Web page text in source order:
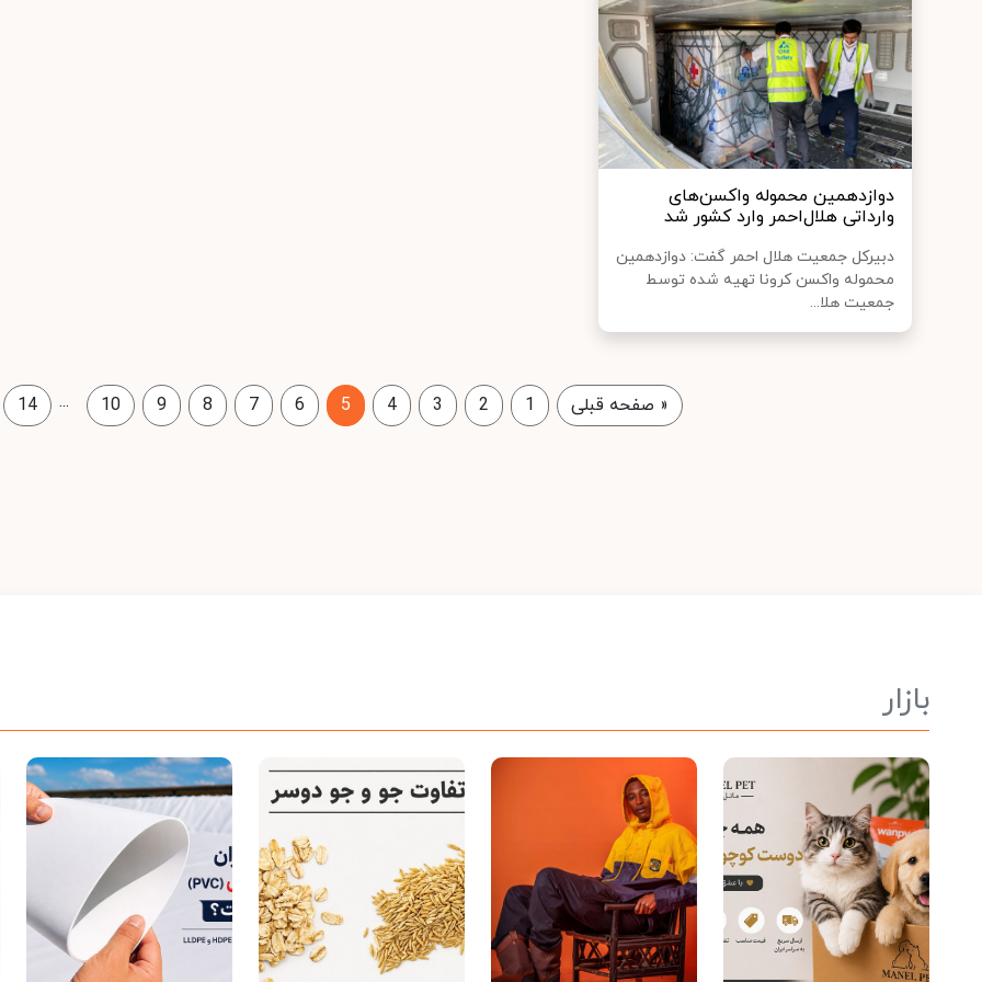
دوازدهمین محموله واکسن‌های
وارداتی هلال‌احمر وارد کشور شد
دبیرکل جمعیت هلال احمر گفت: دوازدهمین
محموله واکسن کرونا تهیه شده توسط
جمعیت هلا...
« صفحه قبلی 1
2
3
4
5
6
7
8
9
10
...
14
بازار